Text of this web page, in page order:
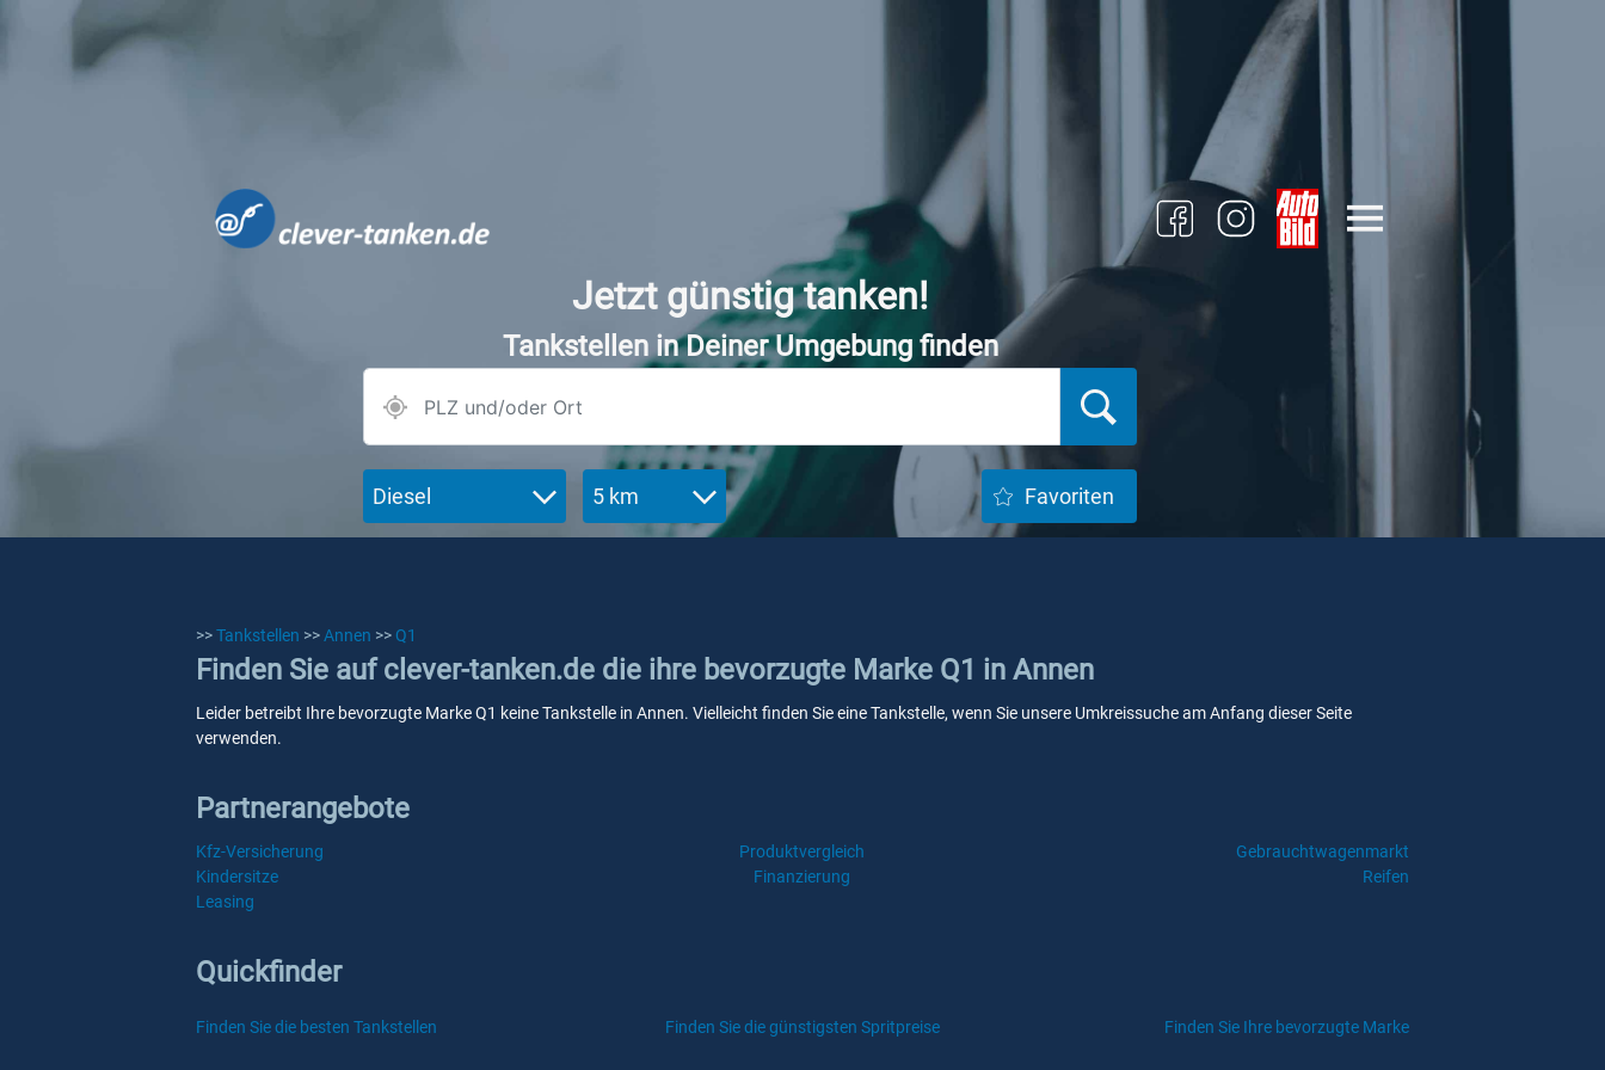
Jetzt günstig tanken!
Tankstellen in Deiner Umgebung finden
Diesel 5 km Favoriten
>>Tankstellen >>Annen >> Q1
Finden Sie auf clever-tanken.de die ihre bevorzugte Marke Q1 in Annen
Leider betreibt Ihre bevorzugte Marke Q1 keine Tankstelle in Annen. Vielleicht finden Sie eine Tankstelle, wenn Sie unsere Umkreissuche am Anfang dieser Seite
verwenden.
Partnerangebote
Kfz-Versicherung Produktvergleich
Gebrauchtwagenmarkt
Kindersitze
Finanzierung
Reifen
Leasing
Quickfinder
Finden Sie die besten Tankstellen Finden Sie die günstigsten Spritpreise Finden Sie Ihre bevorzugte Marke